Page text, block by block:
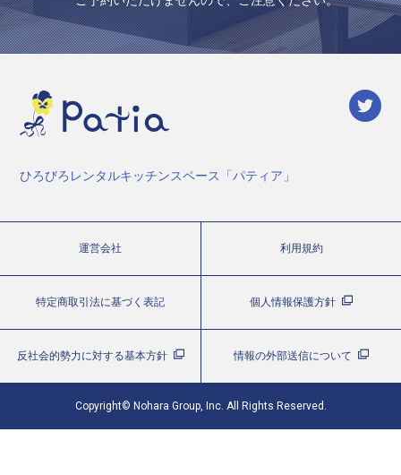
ひろびろレンタルキッチンスペース「パティア」
運営会社 利用規約
特定商取引法に基づく表記 個人情報保護方針
反社会的勢力に対する基本方針 情報の外部送信について
Copyright© Nohara Group, Inc. All Rights Reserved.